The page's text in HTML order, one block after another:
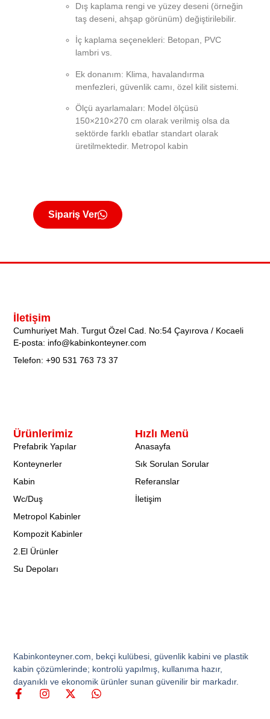
Dış kaplama rengi ve yüzey deseni (örneğin
taş deseni, ahşap görünüm) değiştirilebilir.
İç kaplama seçenekleri: Betopan, PVC
lambri vs.
Ek donanım: Klima, havalandırma
menfezleri, güvenlik camı, özel kilit sistemi.
Ölçü ayarlamaları: Model ölçüsü
150×210×270 cm olarak verilmiş olsa da
sektörde farklı ebatlar standart olarak
üretilmektedir. Metropol kabin
Sipariş Ver
Kabinkonteyner.com, bekçi kulübesi, güvenlik kabini ve plastik
kabin çözümlerinde; kontrolü yapılmış, kullanıma hazır,
dayanıklı ve ekonomik ürünler sunan güvenilir bir markadır.
Hızlı Menü
Anasayfa
Sık Sorulan Sorular
Referanslar
İletişim
Ürünlerimiz
Prefabrik Yapılar
Konteynerler
Kabin
Wc/Duş
Metropol Kabinler
Kompozit Kabinler
2.El Ürünler
Su Depoları
İletişim
Cumhuriyet Mah. Turgut Özel Cad. No:54 Çayırova / Kocaeli
E-posta: info@kabinkonteyner.com
Telefon: +90 531 763 73 37